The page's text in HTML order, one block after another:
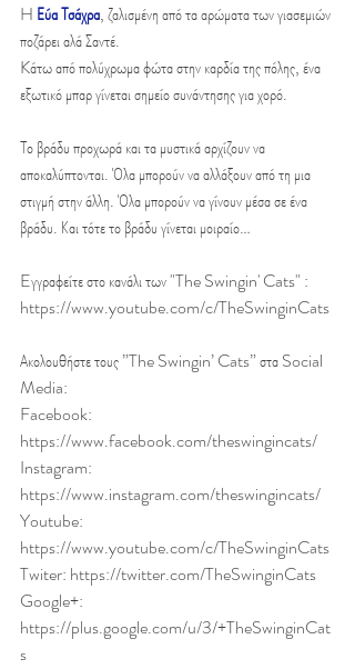
H Εύα Τσάχρα, ζαλισμένη από τα αρώματα των γιασεμιών
ποζάρει αλά Σαντέ.
Kάτω από πολύχρωμα φώτα στην καρδία της πόλης, ένα
εξωτικό μπαρ γίνεται σημείο συνάντησης για χορό.
Το βράδυ προχωρά και τα μυστικά αρχίζουν να
αποκαλύπτονται. Όλα μπορούν να αλλάξουν από τη μια
στιγμή στην άλλη. Όλα μπορούν να γίνουν μέσα σε ένα
βράδυ. Και τότε το βράδυ γίνεται μοιραίο…
Eγγραφείτε στο κανάλι των "The Swingin' Cats" :
https://www.youtube.com/c/TheSwinginCats
Ακολουθήστε τους ”The Swingin’ Cats” στα Social
Media:
Facebook:
https://www.facebook.com/theswingincats/
Instagram:
https://www.instagram.com/theswingincats/
Youtube:
https://www.youtube.com/c/TheSwinginCats
Twiter: https://twitter.com/TheSwinginCats
Google+:
https://plus.google.com/u/3/+TheSwinginCat
s